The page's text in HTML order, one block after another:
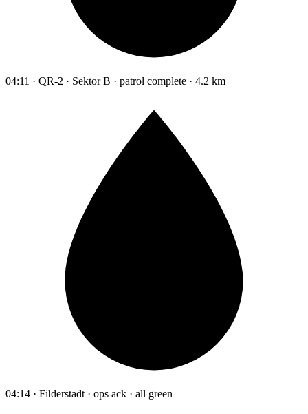
04:11 · QR-2 · Sektor B · patrol complete · 4.2 km
04:14 · Filderstadt · ops ack · all green